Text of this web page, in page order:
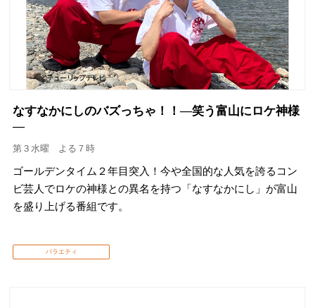
なすなかにしのバズっちゃ！！―笑う富山にロケ神様
―
第３水曜 よる７時
ゴールデンタイム２年目突入！今や全国的な人気を誇るコン
ビ芸人でロケの神様との異名を持つ「なすなかにし」が富山
を盛り上げる番組です。
バラエティ